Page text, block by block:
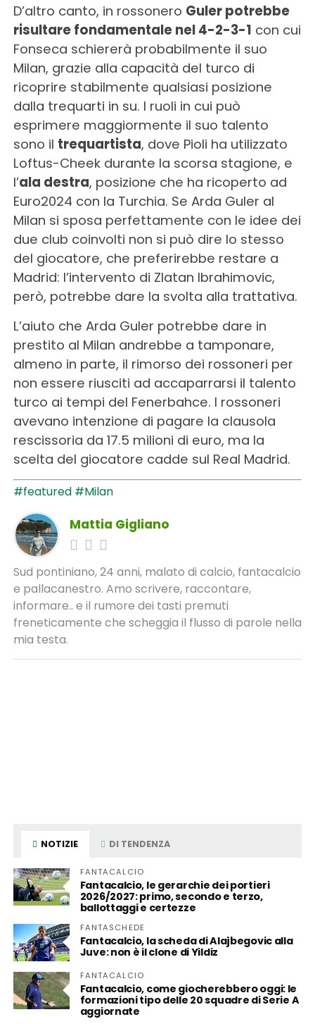
D’altro canto, in rossonero Guler potrebbe
risultare fondamentale nel 4-2-3-1 con cui
Fonseca schiererà probabilmente il suo
Milan, grazie alla capacità del turco di
ricoprire stabilmente qualsiasi posizione
dalla trequarti in su. I ruoli in cui può
esprimere maggiormente il suo talento
sono il trequartista, dove Pioli ha utilizzato
Loftus-Cheek durante la scorsa stagione, e
l’ala destra, posizione che ha ricoperto ad
Euro2024 con la Turchia. Se Arda Guler al
Milan si sposa perfettamente con le idee dei
due club coinvolti non si può dire lo stesso
del giocatore, che preferirebbe restare a
Madrid: l’intervento di Zlatan Ibrahimovic,
però, potrebbe dare la svolta alla trattativa.
L’aiuto che Arda Guler potrebbe dare in
prestito al Milan andrebbe a tamponare,
almeno in parte, il rimorso dei rossoneri per
non essere riusciti ad accaparrarsi il talento
turco ai tempi del Fenerbahce. I rossoneri
avevano intenzione di pagare la clausola
rescissoria da 17.5 milioni di euro, ma la
scelta del giocatore cadde sul Real Madrid.
#featured #Milan
Mattia Gigliano
Sud pontiniano, 24 anni, malato di calcio, fantacalcio
e pallacanestro. Amo scrivere, raccontare,
informare.. e il rumore dei tasti premuti
freneticamente che scheggia il flusso di parole nella
mia testa.
NOTIZIE DI TENDENZA
FANTACALCIO
Fantacalcio, le gerarchie dei portieri
2026/2027: primo, secondo e terzo,
ballottaggi e certezze
FANTASCHEDE
Fantacalcio, la scheda di Alajbegovic alla
Juve: non è il clone di Yildiz
FANTACALCIO
Fantacalcio, come giocherebbero oggi: le
formazioni tipo delle 20 squadre di Serie A
aggiornate